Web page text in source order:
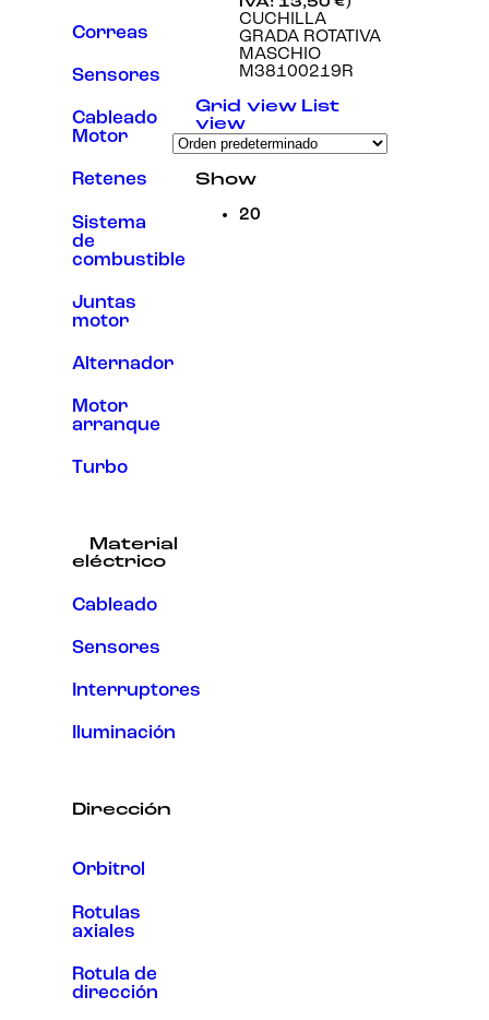
Correas
Sensores
Cableado
Motor
Retenes
Sistema
de
combustible
Juntas
motor
Alternador
Motor
arranque
Turbo
Material
eléctrico
Cableado
Sensores
Interruptores
Iluminación
Dirección
Orbitrol
Rotulas
axiales
Rotula de
dirección
CUCHILLA
GRADA ROTATIVA
MASCHIO
M38100219R
Grid view List
view
Show
20
Al compartir tus
comportamiento
mientras visitas
aumentas la
posibilidad de
ver contenido y
ofertas
personalizados.